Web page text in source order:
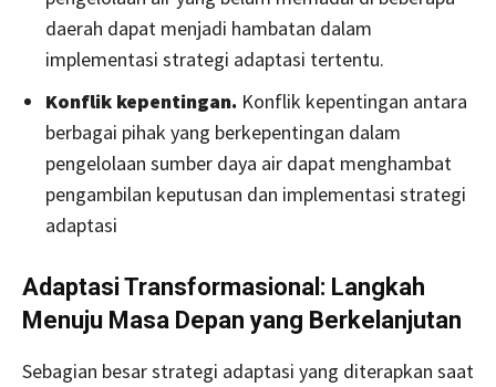
daerah dapat menjadi hambatan dalam
implementasi strategi adaptasi tertentu.
Konflik kepentingan. Konflik kepentingan antara
berbagai pihak yang berkepentingan dalam
pengelolaan sumber daya air dapat menghambat
pengambilan keputusan dan implementasi strategi
adaptasi
Adaptasi Transformasional: Langkah
Menuju Masa Depan yang Berkelanjutan
Sebagian besar strategi adaptasi yang diterapkan saat